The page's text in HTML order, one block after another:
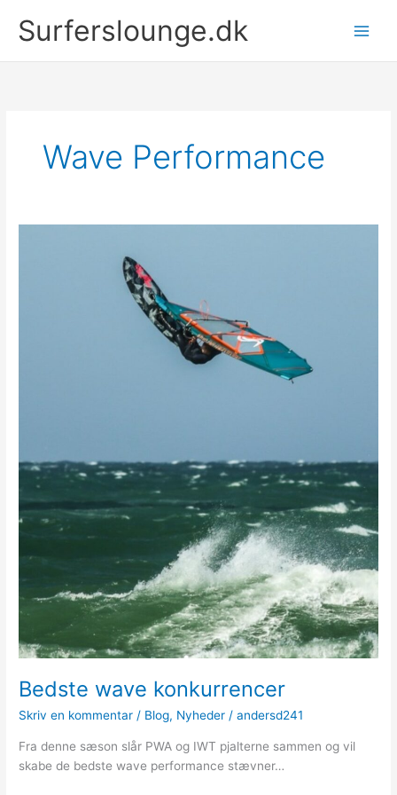
Surferslounge.dk
Wave Performance
Bedste wave konkurrencer
Skriv en kommentar / Blog, Nyheder /andersd241
Fra denne sæson slår PWA og IWT pjalterne sammen og vil
skabe de bedste wave performance stævner…